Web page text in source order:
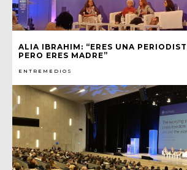
ALIA IBRAHIM: “ERES UNA
PERO ERES MADRE”
ENTREMEDIOS